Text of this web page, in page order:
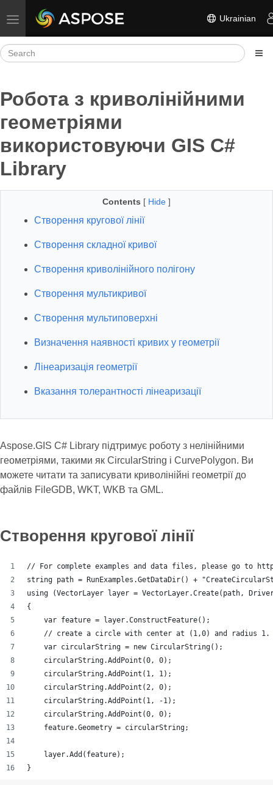
Toggle navigation Ukrainian
Робота з криволінійними
геометріями
використовуючи GIS C#
Library
Contents [ Hide ]
Створення кругової лінії
Створення складної кривої
Створення криволінійного полігону
Створення мультикривої
Створення мультиповерхні
Визначення наявності кривих у геометрії
Лінеаризація геометрії
Вказання толерантності лінеаризації
Aspose.GIS C# Library підтримує роботу з нелінійними
геометріями, такими як CircularString і CurvePolygon. Ви
можете читати та записувати криволінійні геометрії до
файлів FileGDB, WKT, WKB та GML.
Створення кругової лінії
// For complete examples and data files, please go to
string path = RunExamples.GetDataDir() +
using (VectorLayer layer = VectorLayer.Create(path,
{
    var feature = layer.ConstructFeature();
    // create a circle with center at (1,0) and radius 1.
    var circularString = new CircularString();
    circularString.AddPoint(0, 0);
    circularString.AddPoint(1, 1);
    circularString.AddPoint(2, 0);
    circularString.AddPoint(1, -1);
    circularString.AddPoint(0, 0);
    feature.Geometry = circularString;
    layer.Add(feature);
}